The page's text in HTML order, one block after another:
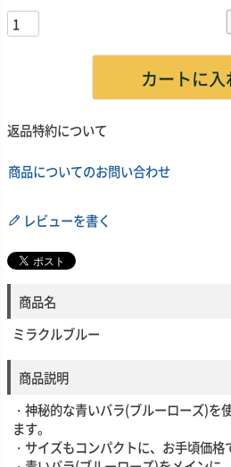
カートに入
返品特約について
商品についてのお問い合わせ
レビューを書く
商品名
ミラクルブルー
商品説明
・神秘的な青いバラ(ブルーローズ)を
ます。
・サイズもコンパクトに、お手頃価格